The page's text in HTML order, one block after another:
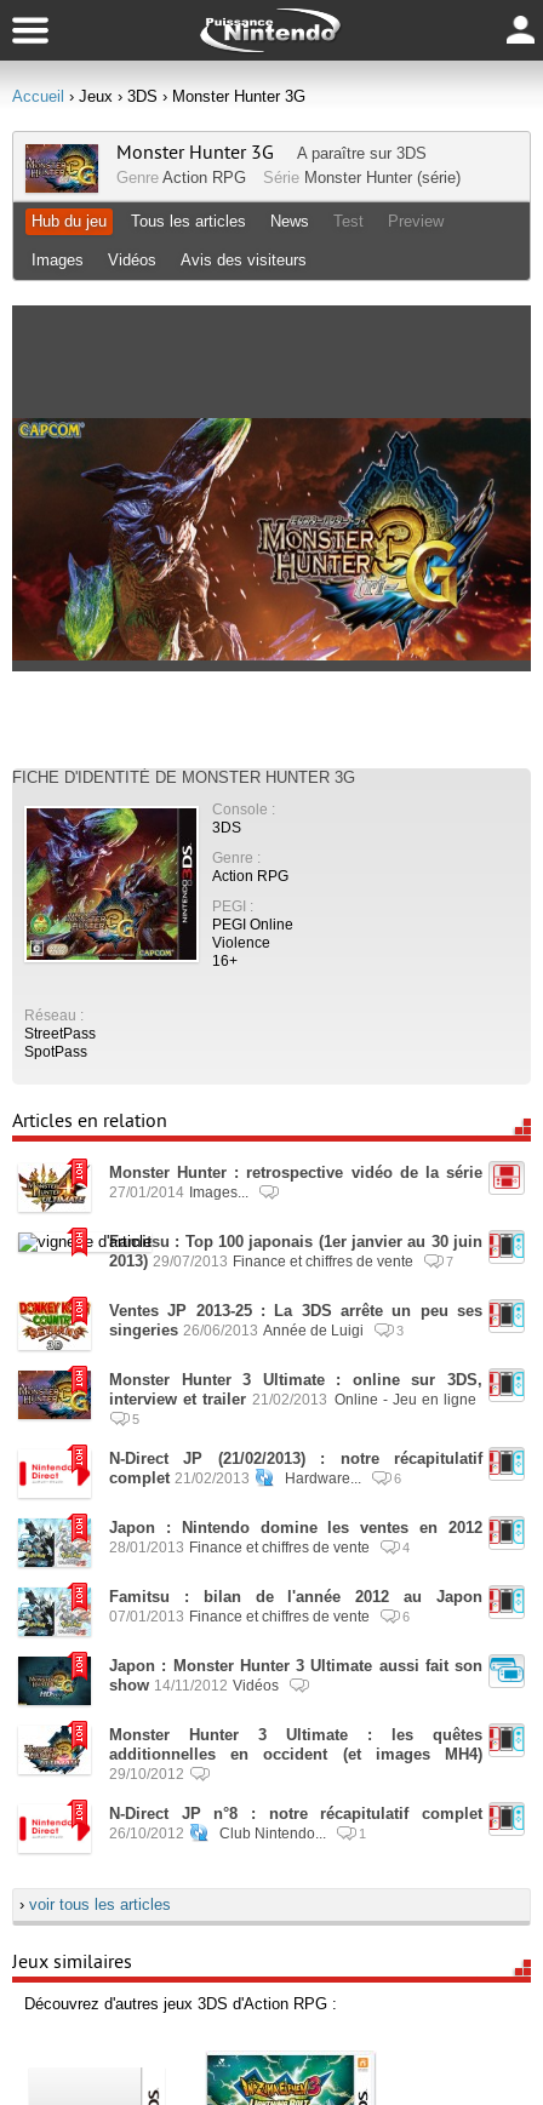
Accueil › Jeux › 3DS › Monster Hunter 3G
Monster Hunter 3G A paraître sur 3DS
Genre Action RPG Série Monster Hunter (série)
Hub du jeu Tous les articles News Test Preview
Images Vidéos Avis des visiteurs
FICHE D'IDENTITÉ DE MONSTER HUNTER 3G
Console :
3DS
Genre :
Action RPG
PEGI :
PEGI Online
Violence
16+
Réseau :
StreetPass
SpotPass
Articles en relation
Monster Hunter : retrospective vidéo de la série
27/01/2014 Images...
Famitsu : Top 100 japonais (1er janvier au 30 juin
2013) 29/07/2013 Finance et chiffres de vente 7
Ventes JP 2013-25 : La 3DS arrête un peu ses
singeries 26/06/2013 Année de Luigi 3
Monster Hunter 3 Ultimate : online sur 3DS,
interview et trailer 21/02/2013 Online - Jeu en ligne
5
N-Direct JP (21/02/2013) : notre récapitulatif
complet 21/02/2013 Hardware... 6
Japon : Nintendo domine les ventes en 2012
28/01/2013 Finance et chiffres de vente 4
Famitsu : bilan de l'année 2012 au Japon
07/01/2013 Finance et chiffres de vente 6
Japon : Monster Hunter 3 Ultimate aussi fait son
show 14/11/2012 Vidéos
Monster Hunter 3 Ultimate : les quêtes
additionnelles en occident (et images MH4)
29/10/2012
N-Direct JP n°8 : notre récapitulatif complet
26/10/2012 Club Nintendo... 1
› voir tous les articles
Jeux similaires
Découvrez d'autres jeux 3DS d'Action RPG :